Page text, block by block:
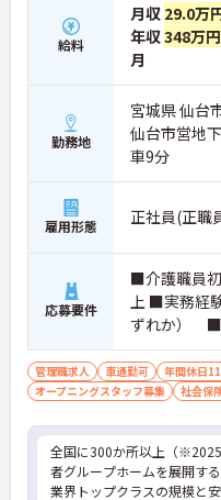
給料
月収 29.0万
年収348万
月
勤務地
宮城県 仙台
仙台市営地
車9分
雇用形態 正社員(正職
応募要件
■介護職員
上 ■実務経
ずれか） ■
転免許(AT
いた方歓迎
管理職求人 車通勤可 年間休日
オープニングスタッフ募集
社会保
全国に300か所以上（
者グループホームを展開す
業界トップクラスの規模と